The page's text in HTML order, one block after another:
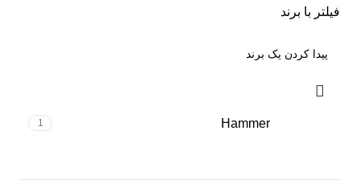
فیلتر با برند
Hammer
1